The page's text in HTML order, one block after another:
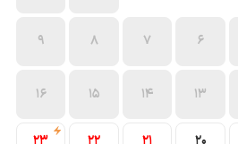
6
7
8
9
13
14
15
16